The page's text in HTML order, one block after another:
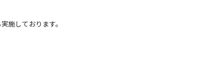
施しております。